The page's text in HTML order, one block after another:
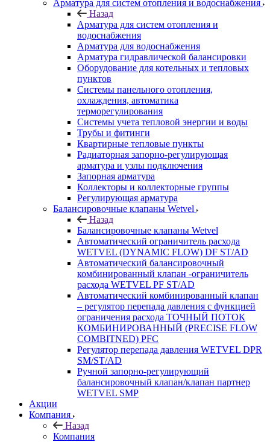
Арматура для систем отопления и водоснабжения
Назад
Арматура для систем отопления и
водоснабжения
Арматура для водоснабжения
Арматура гидравлической балансировки
Оборудование для котельных и тепловых
пунктов
Системы панельного отопления,
охлаждения, автоматика
терморегулирования
Системы учета тепловой энергии и воды
Трубы и фитинги
Квартирные тепловые пункты
Радиаторная запорно-регулирующая
арматура и узлы подключения
Запорная арматура
Коллекторы и коллекторные группы
Регулирующая арматура
Балансировочные клапаны Wetvel
Назад
Балансировочные клапаны Wetvel
Автоматический ограничитель расхода
WETVEL (DYNAMIC FLOW) DF ST/AD
Автоматический балансировочный
комбинированный клапан -ограничитель
расхода WETVEL PF ST/AD
Автоматический комбинированный клапан
– регулятор перепада давления с функцией
ограничения расхода ТОЧНЫЙ ПОТОК
КОМБИНИРОВАННЫЙ (PRECISE FLOW
COMBIТNED) PFC
Регулятор перепада давления WETVEL DPR
SM/ST/AD
Ручной запорно-регулирующий
балансировочный клапан/клапан партнер
WETVEL SMP
Акции
Компания
Назад
Компания